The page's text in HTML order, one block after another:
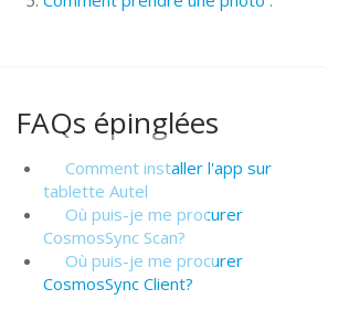
FAQs épinglées
Comment installer l'app sur
tablette Autel
Où puis-je me procurer
CosmosSync Scan?
Où puis-je me procurer
CosmosSync Client?